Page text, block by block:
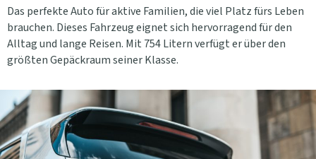
Das perfekte Auto für aktive Familien, die viel Platz fürs Leben
brauchen. Dieses Fahrzeug eignet sich hervorragend für den
Alltag und lange Reisen. Mit 754 Litern verfügt er über den
größten Gepäckraum seiner Klasse.